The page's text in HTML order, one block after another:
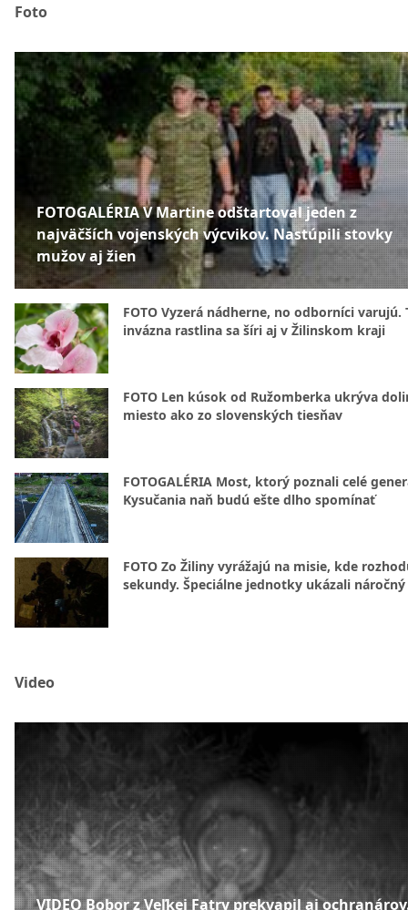
Foto
FOTOGALÉRIA V Martine odštartoval jeden z
najväčších vojenských výcvikov. Nastúpili stovky
mužov aj žien
FOTO Vyzerá nádherne, no odborníci varujú.
invázna rastlina sa šíri aj v Žilinskom kraji
FOTO Len kúsok od Ružomberka ukrýva
miesto ako zo slovenských tiesňav
FOTOGALÉRIA Most, ktorý poznali celé
Kysučania naň budú ešte dlho spomínať
FOTO Zo Žiliny vyrážajú na misie, kde
sekundy. Špeciálne jednotky ukázali
Video
VIDEO Bobor z Veľkej Fatry prekvapil aj